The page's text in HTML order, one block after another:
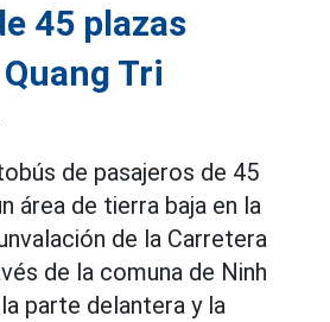
45 plazas
Tri
de pasajeros de 45
área de tierra baja en la
de la Carretera
de la comuna de Ninh
la parte delantera y la